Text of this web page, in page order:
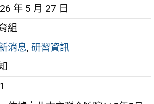
年 5 月 27 日
組
消息,研習資訊